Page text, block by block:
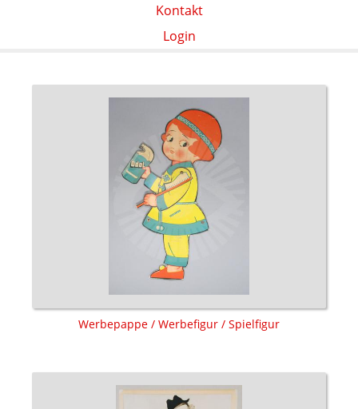
Kontakt
Login
Werbepappe / Werbefigur / Spielfigur